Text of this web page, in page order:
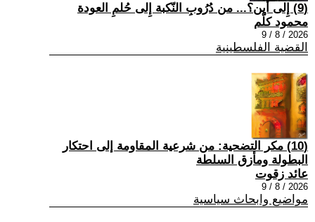
(9) إِلى أين؟... من دُرُوبِ النّكبة إِلى حُلمِ العودة
محمود كلّم
2026 / 8 / 9
القضية الفلسطينية
(10) مكر التضحية: من شرعية المقاومة إلى احتكار
البطولة ومأزق السلطة
عائد زقوت
2026 / 8 / 9
مواضيع وابحاث سياسية